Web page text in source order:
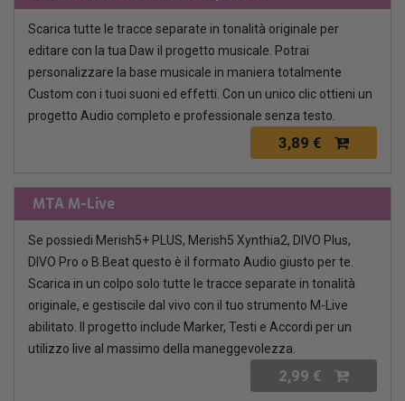
Scarica tutte le tracce separate in tonalità originale per
editare con la tua Daw il progetto musicale. Potrai
personalizzare la base musicale in maniera totalmente
Custom con i tuoi suoni ed effetti. Con un unico clic ottieni un
progetto Audio completo e professionale senza testo.
3,89 €
MTA M-Live
Se possiedi Merish5+ PLUS, Merish5 Xynthia2, DIVO Plus,
DIVO Pro o B.Beat questo è il formato Audio giusto per te.
Scarica in un colpo solo tutte le tracce separate in tonalità
originale, e gestiscile dal vivo con il tuo strumento M-Live
abilitato. Il progetto include Marker, Testi e Accordi per un
utilizzo live al massimo della maneggevolezza.
2,99 €